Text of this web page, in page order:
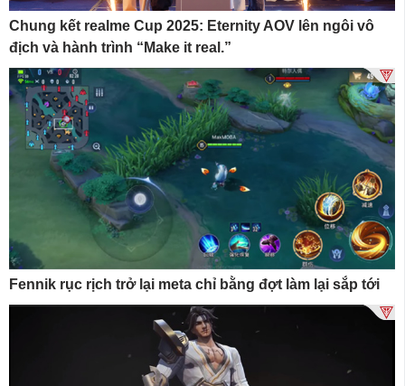
Chung kết realme Cup 2025: Eternity AOV lên ngôi vô
địch và hành trình “Make it real.”
Fennik rục rịch trở lại meta chỉ bằng đợt làm lại sắp tới